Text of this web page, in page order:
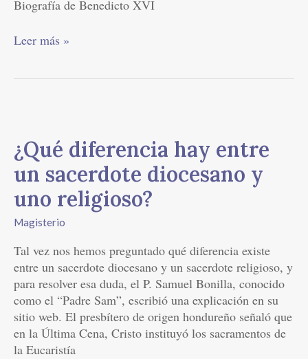
Biografía de Benedicto XVI
Leer más »
¿Qué diferencia hay entre
un sacerdote diocesano y
uno religioso?
Magisterio
Tal vez nos hemos preguntado qué diferencia existe
entre un sacerdote diocesano y un sacerdote religioso, y
para resolver esa duda, el P. Samuel Bonilla, conocido
como el “Padre Sam”, escribió una explicación en su
sitio web. El presbítero de origen hondureño señaló que
en la Última Cena, Cristo instituyó los sacramentos de
la Eucaristía
hay
entre
un
sacerdote
diocesano
y
uno
religioso?